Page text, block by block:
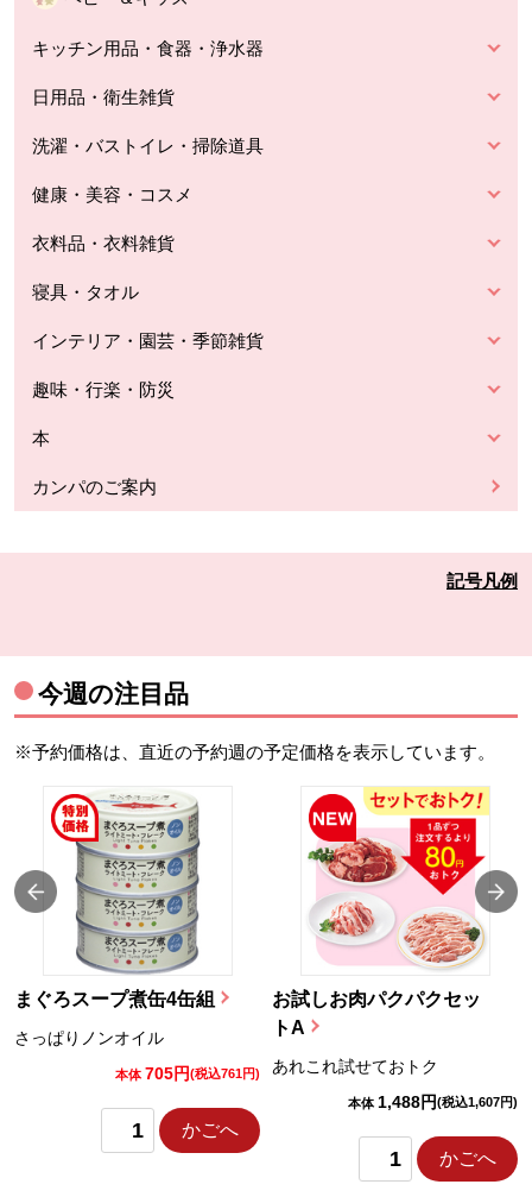
キッチン用品・食器・浄水器
日用品・衛生雑貨
洗濯・バストイレ・掃除道具
健康・美容・コスメ
衣料品・衣料雑貨
寝具・タオル
インテリア・園芸・季節雑貨
趣味・行楽・防災
本
カンパのご案内
記号凡例
今週の注目品
※予約価格は、直近の予約週の予定価格を表示しています。
まぐろスープ煮缶4缶組
さっぱりノンオイル
本体 705円(税込761円)
かごへ
お試しお肉パクパクセッ
トA
あれこれ試せておトク
本体 1,488円(税込1,607円)
かごへ